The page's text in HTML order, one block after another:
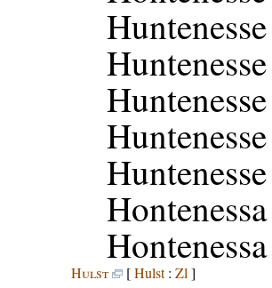
Huntenesse
Huntenesse
Huntenesse
Huntenesse
Huntenesse
Hontenessa
Hontenessa
Hulst [Hulst: Zl ]